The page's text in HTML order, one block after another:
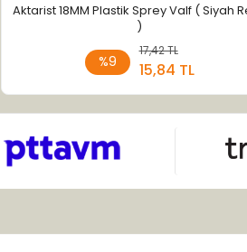
Aktarist 18MM Plastik Sprey Valf ( Siyah
)
%9
17,42 TL
15,84 TL
Sepete Ekle